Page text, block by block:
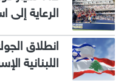
الرعاية إلى
انطلاق
اللبنانية